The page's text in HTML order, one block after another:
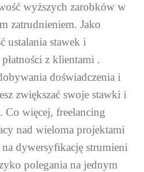
wyższych zarobków w
zatrudnieniem. Jako
ustalania stawek i
z klientami .
doświadczenia i
zwiększać swoje stawki i
Co więcej, freelancing
nad wieloma projektami
dywersyfikację strumieni
polegania na jednym